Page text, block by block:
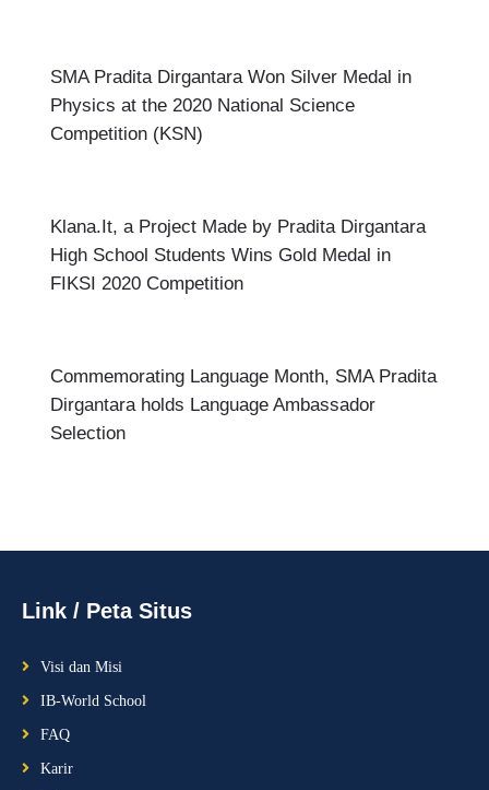
SMA Pradita Dirgantara Won Silver Medal in
Physics at the 2020 National Science
Competition (KSN)
Klana.It, a Project Made by Pradita Dirgantara
High School Students Wins Gold Medal in
FIKSI 2020 Competition
Commemorating Language Month, SMA Pradita
Dirgantara holds Language Ambassador
Selection
Link / Peta Situs
Visi dan Misi
IB-World School
FAQ
Karir